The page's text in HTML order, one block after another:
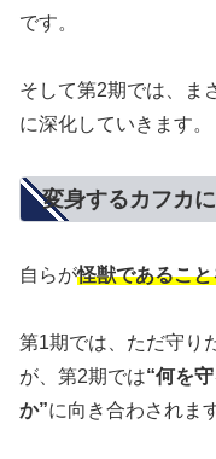
です。
そして第2期では、ま
に深化していきます。
変身するカフカ
自らが怪獣であるこ
第1期では、ただ守り
が、第2期では“何を
か”に向き合わされま